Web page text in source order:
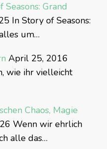
Grand
In Story of Seasons:
um…
April 25, 2016
wie ihr vielleicht
Chaos, Magie
Wenn wir ehrlich
alle das…